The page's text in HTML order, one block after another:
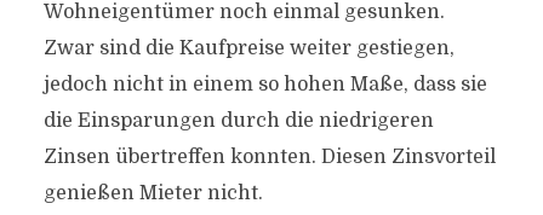
Wohneigentümer noch einmal gesunken.
Zwar sind die Kaufpreise weiter gestiegen,
jedoch nicht in einem so hohen Maße, dass sie
die Einsparungen durch die niedrigeren
Zinsen übertreffen konnten. Diesen Zinsvorteil
genießen Mieter nicht.